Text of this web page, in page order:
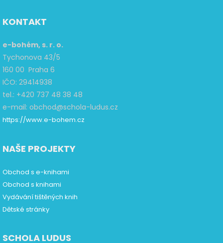
KONTAKT
e-bohém, s. r. o.
Tychonova 43/5
160 00 Praha 6
IČO: 29414938
tel.: +420 737 48 38 48
e-mail: obchod@schola-ludus.cz
https://www.e-bohem.cz
NAŠE PROJEKTY
Obchod s e-knihami
Obchod s knihami
Vydávání tištěných knih
Dětské stránky
SCHOLA LUDUS